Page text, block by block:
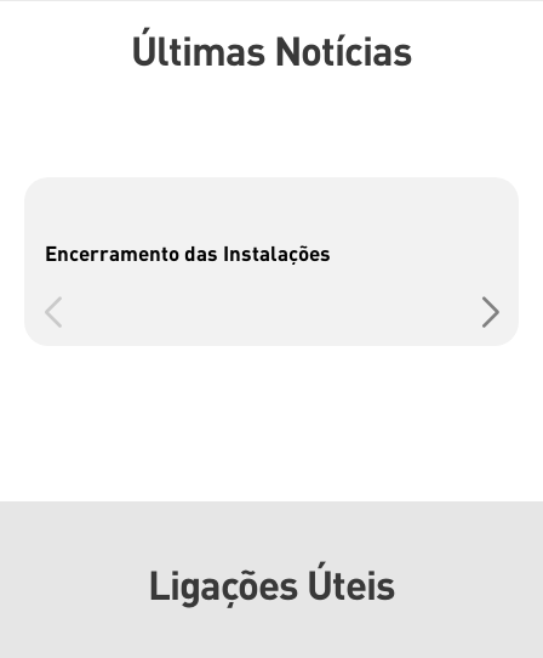
Últimas Notícias
Encerramento das Instalações
Ligações Úteis